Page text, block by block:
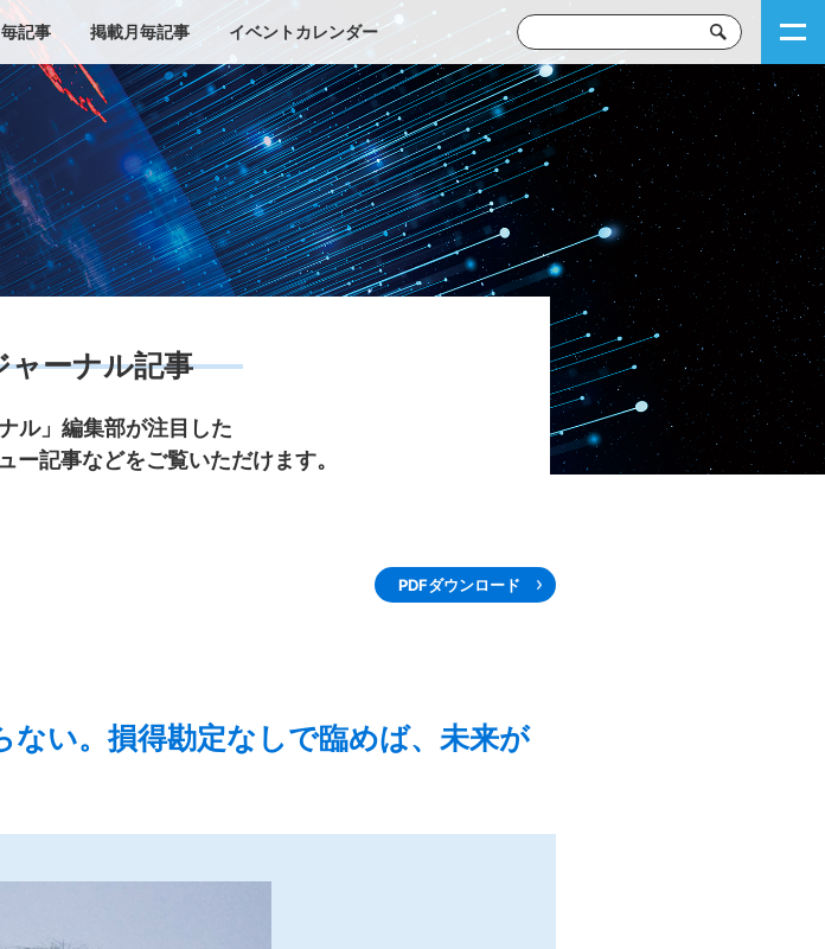
記事 掲載月毎記事 イベントカレンダー
ャーナル記事
ル」編集部が注目した
ー記事などをご覧いただけます。
PDFダウンロード
い。損得勘定なしで臨めば、未来が